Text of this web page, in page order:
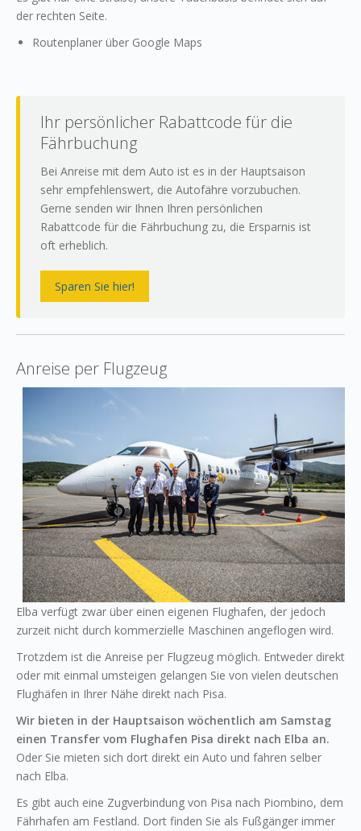
der rechten Seite.
Routenplaner über Google Maps
Ihr persönlicher Rabattcode für die
Fährbuchung
Bei Anreise mit dem Auto ist es in der Hauptsaison
sehr empfehlenswert, die Autofähre vorzubuchen.
Gerne senden wir Ihnen Ihren persönlichen
Rabattcode für die Fährbuchung zu, die Ersparnis ist
oft erheblich.
Sparen Sie hier!
Anreise per Flugzeug
Elba verfügt zwar über einen eigenen Flughafen, der jedoch
zurzeit nicht durch kommerzielle Maschinen angeflogen wird.
Trotzdem ist die Anreise per Flugzeug möglich. Entweder direkt
oder mit einmal umsteigen gelangen Sie von vielen deutschen
Flughäfen in Ihrer Nähe direkt nach Pisa.
Wir bieten in der Hauptsaison wöchentlich am Samstag
einen Transfer vom Flughafen Pisa direkt nach Elba an.
Oder Sie mieten sich dort direkt ein Auto und fahren selber
nach Elba.
Es gibt auch eine Zugverbindung von Pisa nach Piombino, dem
Fährhafen am Festland. Dort finden Sie als Fußgänger immer